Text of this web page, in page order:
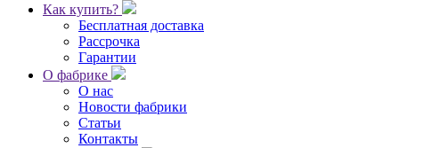
Как купить?
Бесплатная доставка
Рассрочка
Гарантии
О фабрике
О нас
Новости фабрики
Статьи
Контакты